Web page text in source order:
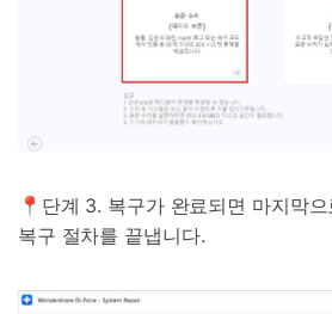
📍단계 3. 복구가 완료되면 마지막으
복구 절차를 끝냅니다.